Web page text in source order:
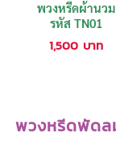
พวงหรีดผ้านวม
รหัส TN01
1,500 บาท
พวงหรีดพัดล